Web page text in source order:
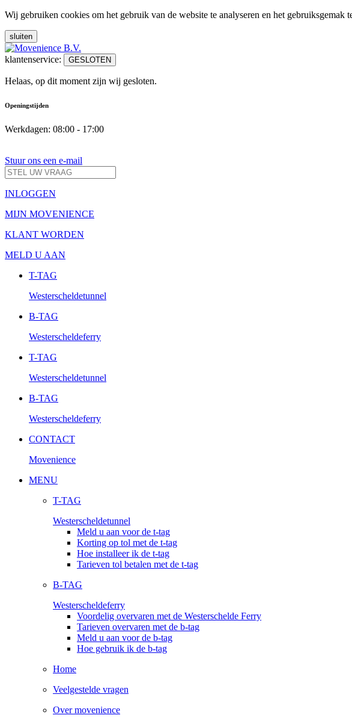
Wij gebruiken cookies om het gebruik van de website te analyseren en het gebruiksgemak
sluiten
klantenservice: GESLOTEN
Helaas, op dit moment zijn wij gesloten.
Openingstijden
Werkdagen: 08:00 - 17:00
Stuur ons een e-mail
INLOGGEN
MIJN MOVENIENCE
KLANT WORDEN
MELD U AAN
T-TAG
Westerscheldetunnel
B-TAG
Westerscheldeferry
T-TAG
Westerscheldetunnel
B-TAG
Westerscheldeferry
CONTACT
Movenience
MENU
T-TAG
Westerscheldetunnel
Meld u aan voor de t-tag
Korting op tol met de t-tag
Hoe installeer ik de t-tag
Tarieven tol betalen met de t-tag
B-TAG
Westerscheldeferry
Voordelig overvaren met de Westerschelde Ferry
Tarieven overvaren met de b-tag
Meld u aan voor de b-tag
Hoe gebruik ik de b-tag
Home
Veelgestelde vragen
Over movenience